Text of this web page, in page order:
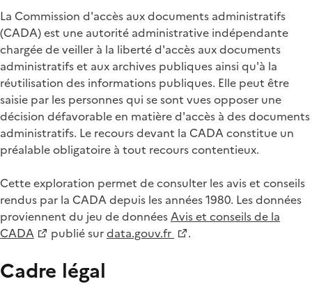
La Commission d'accès aux documents administratifs
(CADA) est une autorité administrative indépendante
chargée de veiller à la liberté d'accès aux documents
administratifs et aux archives publiques ainsi qu'à la
réutilisation des informations publiques. Elle peut être
saisie par les personnes qui se sont vues opposer une
décision défavorable en matière d'accès à des documents
administratifs. Le recours devant la CADA constitue un
préalable obligatoire à tout recours contentieux.
Cette exploration permet de consulter les avis et conseils
rendus par la CADA depuis les années 1980. Les données
proviennent du jeu de donnéesAvis et conseils de la
CADA
publié surdata.gouv.fr .
Cadre légal